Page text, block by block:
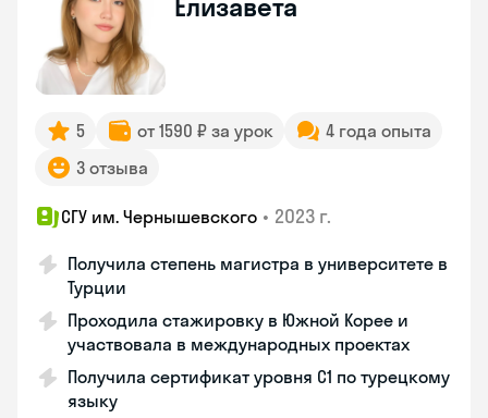
Елизавета
5 от 1590 ₽ за урок
4 года опыта
3 отзыва
СГУ им. Чернышевского • 2023 г.
Получила степень магистра в университете в
Турции
Проходила стажировку в Южной Корее и
участвовала в международных проектах
Получила сертификат уровня C1 по турецкому
языку